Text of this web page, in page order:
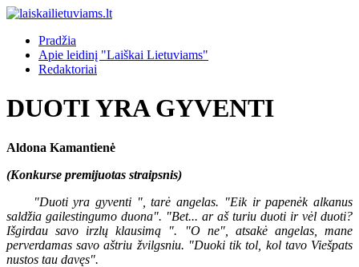
Pradžia
Apie leidinį "Laiškai Lietuviams"
Redaktoriai
DUOTI YRA GYVENTI
Aldona Kamantienė
(Konkurse premijuotas straipsnis)
"Duoti yra gyventi ", tarė angelas. "Eik ir papenėk alkanus
saldžia gailestingumo duona". "Bet... ar aš turiu duoti ir vėl duoti?
Išgirdau savo irzlų klausimą ". "O ne", atsakė angelas, mane
perverdamas savo aštriu žvilgsniu. "Duoki tik tol, kol tavo Viešpats
nustos tau davęs".